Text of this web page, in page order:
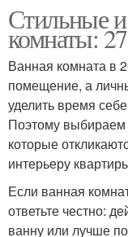
Стильные
комнаты:
Ванная комната в
помещение, а
уделить время
Поэтому выбираем
которые
интерьеру
Если ванная
ответьте честно:
ванну или лучше